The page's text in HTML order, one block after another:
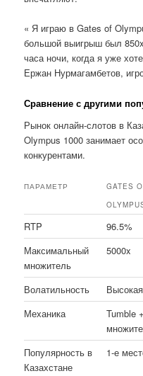
« Я играю в Gates of
большой выигрыш был
часа ночи, когда я уже
Ержан Нурмагамбетов,
Сравнение с другими
Рынок онлайн-слотов в
Olympus 1000 занимает
конкурентами.
ПАРАМЕТР
GATES
RTP 96.5%
Максимальный
множитель
5000x
Волатильность Высокая
Механика
Tumble +
Популярность в
Казахстане
1-е